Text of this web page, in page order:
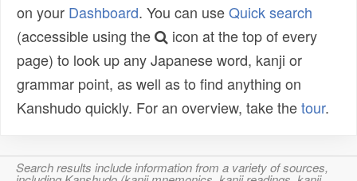
on your Dashboard. You can useQuick search
(accessible using the
icon at the top of every
page) to look up any Japanese word, kanji or
grammar point, as well as to find anything on
Kanshudo quickly. For an overview, take thetour.
Search results include information from a variety of sources,